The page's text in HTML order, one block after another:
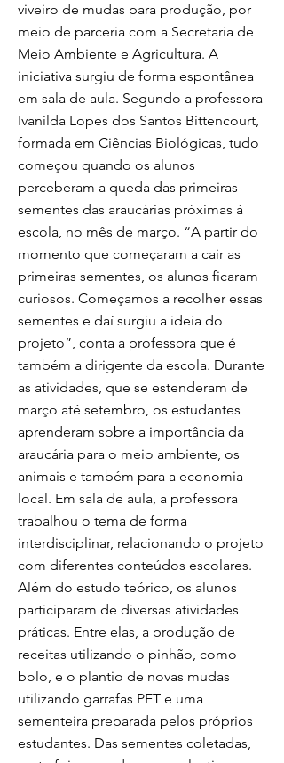
viveiro de mudas para produção, por
meio de parceria com a Secretaria de
Meio Ambiente e Agricultura. A
iniciativa surgiu de forma espontânea
em sala de aula. Segundo a professora
Ivanilda Lopes dos Santos Bittencourt,
formada em Ciências Biológicas, tudo
começou quando os alunos
perceberam a queda das primeiras
sementes das araucárias próximas à
escola, no mês de março. “A partir do
momento que começaram a cair as
primeiras sementes, os alunos ficaram
curiosos. Começamos a recolher essas
sementes e daí surgiu a ideia do
projeto”, conta a professora que é
também a dirigente da escola. Durante
as atividades, que se estenderam de
março até setembro, os estudantes
aprenderam sobre a importância da
araucária para o meio ambiente, os
animais e também para a economia
local. Em sala de aula, a professora
trabalhou o tema de forma
interdisciplinar, relacionando o projeto
com diferentes conteúdos escolares.
Além do estudo teórico, os alunos
participaram de diversas atividades
práticas. Entre elas, a produção de
receitas utilizando o pinhão, como
bolo, e o plantio de novas mudas
utilizando garrafas PET e uma
sementeira preparada pelos próprios
estudantes. Das sementes coletadas,